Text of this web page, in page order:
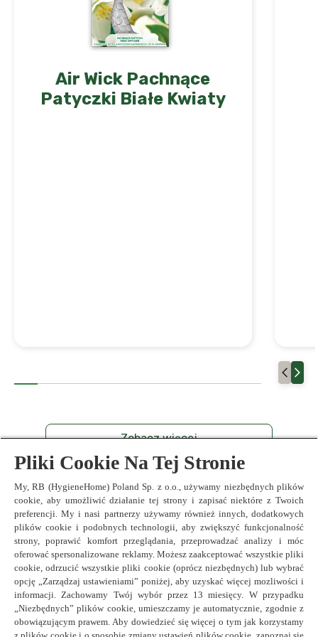
Air Wick Pachnące
Patyczki Białe Kwiaty
Zobacz więcej
Poland
Zasady i warunki
O nas
Kontakt
Pliki Cookie Na Tej Stronie
My, RB (HygieneHome) Poland Sp. z o.o., używamy niezbędnych plików
cookie, aby umożliwić działanie tej strony i zapisać niektóre z Twoich
preferencji. My i nasi partnerzy używamy również innych, dodatkowych
plików cookie i podobnych technologii, aby zwiększyć funkcjonalność
strony, poprawić komfort przeglądania, przeprowadzać analizy i móc
oferować spersonalizowane reklamy. Możesz zaakceptować wszystkie pliki
cookie, odrzucić wszystkie pliki cookie (oprócz niezbędnych) lub wybrać
opcję „Zarządzaj ustawieniami” poniżej, aby uzyskać więcej mozliwości i
informacji. Zachowamy Twój wybór przez 13 miesięcy. W przypadku
„Niezbędnych” plików cookie, umieszczamy je automatycznie, zgodnie z
obowiązującym prawem. Aby dowiedzieć się więcej o tym jak korzystamy